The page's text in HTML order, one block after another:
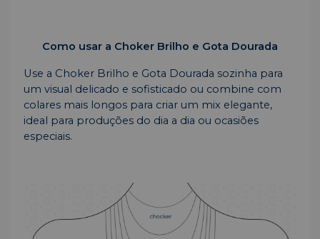
Como usar a Choker Brilho e Gota Dourada
Use a Choker Brilho e Gota Dourada sozinha para
um visual delicado e sofisticado ou combine com
colares mais longos para criar um mix elegante,
ideal para produções do dia a dia ou ocasiões
especiais.